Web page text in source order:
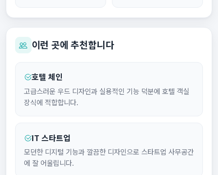
이런 곳에 추천합니다
호텔 체인
고급스러운 우드 디자인과 실용적인 기능 덕분에 호텔 객실
장식에 적합합니다.
IT 스타트업
모던한 디지털 기능과 깔끔한 디자인으로 스타트업 사무공간
에 잘 어울립니다.